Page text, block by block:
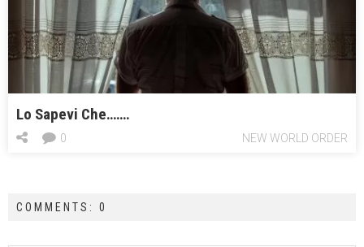
Lo Sapevi Che…….
NEW WORLD ORDER
0
COMMENTS: 0